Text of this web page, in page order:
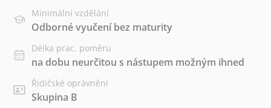
Minimální vzdělání
Odborné vyučení bez maturity
Délka prac. poměru
na dobu neurčitou s nástupem možným ihned
Řidičské oprávnění
Skupina B